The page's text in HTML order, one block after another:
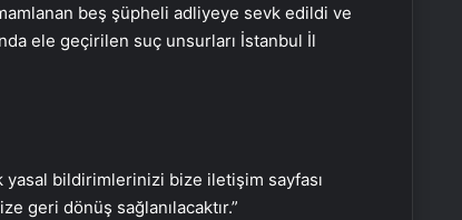
beş şüpheli adliyeye sevk edildi ve
ele geçirilen suç unsurları İstanbul İl
bildirimlerinizi bize iletişim sayfası
geri dönüş sağlanılacaktır.”
İstanbul Modern Sinema’da müzik
yolculuğu